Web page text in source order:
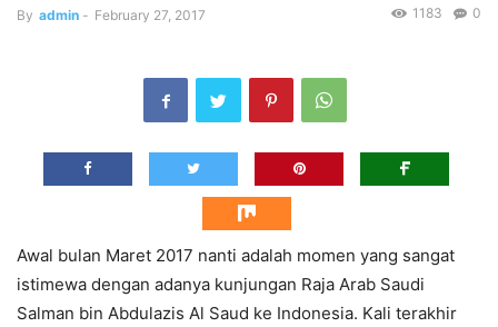
By admin - February 27, 2017 0
1183
Awal bulan Maret 2017 nanti adalah momen yang sangat
istimewa dengan adanya kunjungan Raja Arab Saudi
Salman bin Abdulazis Al Saud ke Indonesia. Kali terakhir